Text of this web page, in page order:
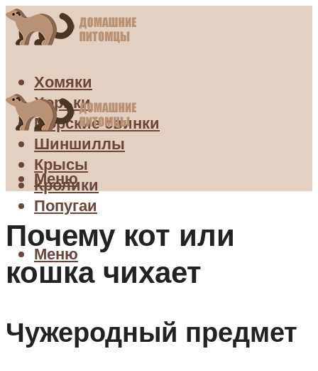
Хомяки
Хорьки
Морские свинки
Шиншиллы
Крысы
Кролики
Попугаи
Меню
Меню
Почему кот или
кошка чихает
Чужеродный предмет